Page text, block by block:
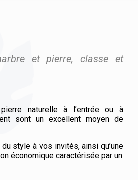
et pierre, classe et
naturelle à l’entrée ou à
sont un excellent moyen de
style à vos invités, ainsi qu’une
économique caractérisée par un